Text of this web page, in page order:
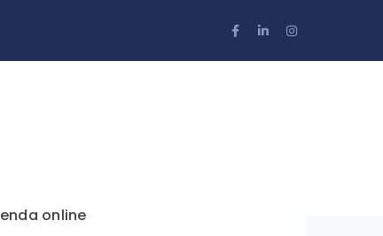
Facebook
LinkedInInstagram
online